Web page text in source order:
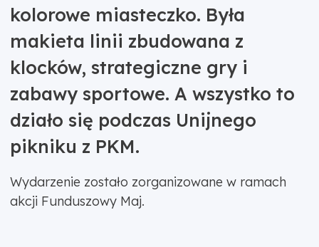
kolorowe miasteczko. Była
makieta linii zbudowana z
klocków, strategiczne gry i
zabawy sportowe. A wszystko to
działo się podczas Unijnego
pikniku z PKM.
Wydarzenie zostało zorganizowane w ramach
akcji Funduszowy Maj.